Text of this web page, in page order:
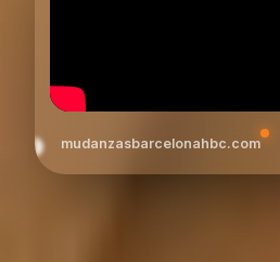
mudanzasbarcelonahbc.com